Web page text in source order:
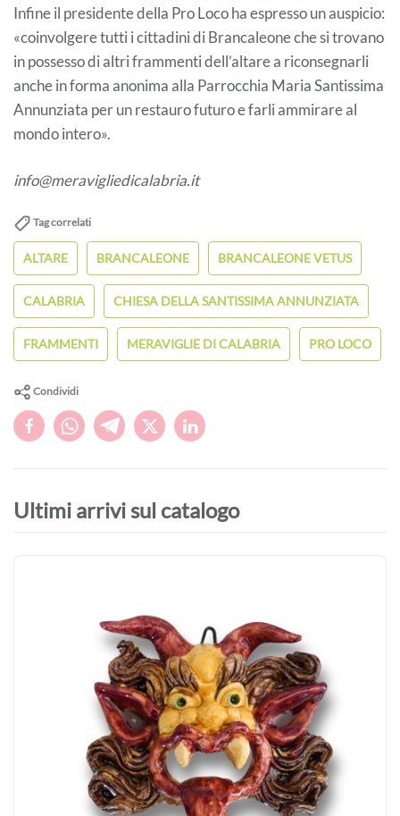
Infine il presidente della Pro Loco ha espresso un auspicio:
«coinvolgere tutti i cittadini di Brancaleone che si trovano
in possesso di altri frammenti dell’altare a riconsegnarli
anche in forma anonima alla Parrocchia Maria Santissima
Annunziata per un restauro futuro e farli ammirare al
mondo intero».
info@meravigliedicalabria.it
Tag correlati
ALTARE BRANCALEONE BRANCALEONE VETUS
CALABRIA CHIESA DELLA SANTISSIMA ANNUNZIATA
FRAMMENTI MERAVIGLIE DI CALABRIA PRO LOCO
Condividi
Ultimi arrivi sul catalogo